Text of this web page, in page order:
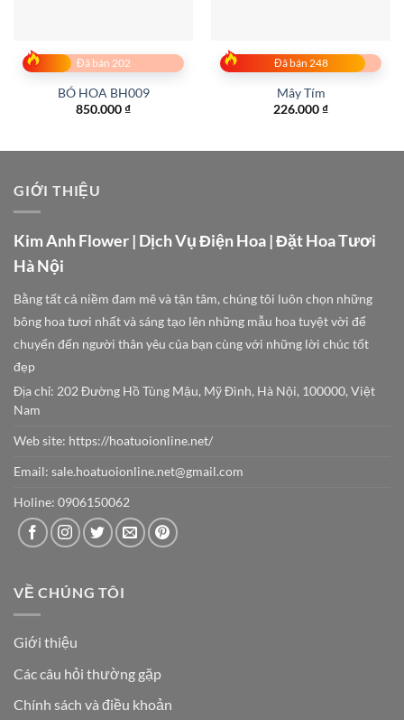
Đã bán 202
BÓ HOA BH009
850.000₫
Đã bán 248
Mây Tím
226.000₫
GIỚI THIỆU
Kim Anh Flower | Dịch Vụ Điện Hoa | Đặt Hoa Tươi
Hà Nội
Bằng tất cả niềm đam mê và tận tâm, chúng tôi luôn chọn những
bông hoa tươi nhất và sáng tạo lên những mẫu hoa tuyệt vời để
chuyển đến người thân yêu của bạn cùng với những lời chúc tốt
đẹp
Địa chỉ: 202 Đường Hồ Tùng Mậu, Mỹ Đình, Hà Nội, 100000, Việt
Nam
Web site: https://hoatuoionline.net/
Email: sale.hoatuoionline.net@gmail.com
Holine: 0906150062
VỀ CHÚNG TÔI
Giới thiệu
Các câu hỏi thường gặp
Chính sách và điều khoản